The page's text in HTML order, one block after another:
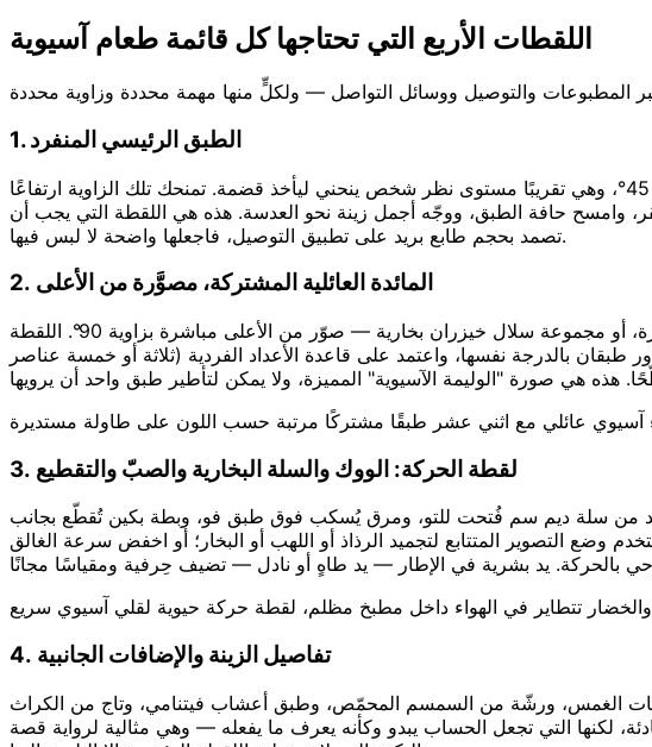
اللقطات الأربع التي تحتاجها كل قائمة طعام آسيوية
1. الطبق الرئيسي المنفرد
لقطتك الأساسية. صوّر الأطباق المرتفعة ثلاثية الأبعاد — برياني مقبّب، وطبق بيبيمباب ممتلئ، وكاري لامع — بزاوية 45°، وهي تقريبًا مستوى نظر شخص ينحني ليأخذ قضمة. تمنحك تلك الزاوية ارتفاعًا
وامسح حافة الطبق، ووجّه أجمل زينة نحو العدسة. هذه هي اللقطة التي يجب أن
تصمد بحجم طابع بريد على تطبيق التوصيل، فاجعلها واضحة لا لبس فيها.
2. المائدة العائلية المشتركة، مصوَّرة من الأعلى
— تجهيزة بانتشان كورية، أو صينية دوّارة سيتشوانية، أو ثالي فولاذي محاط بأطباق صغيرة، أو مجموعة سلال خيزران بخارية — صوّر من الأعلى مباشرة بزاوية 90°. اللقطة
بالدرجة نفسها، واعتمد على قاعدة الأعداد الفردية (ثلاثة أو خمسة عناصر
عائلي مع اثني عشر طبقًا مشتركًا مرتبة حسب اللون على طاولة مستديرة
3. لقطة الحركة: الووك والسلة البخارية والصبّ والتقطيع
من سلة ديم سم فُتحت للتو، ومرق يُسكب فوق طبق فو، وبطة بكين تُقطّع بجانب
ساكن أبدًا. ارفع سرعة الغالق إلى 1/200 من الثانية أو أسرع واستخدم وضع التصوير المتتابع لتجميد الرذاذ أو اللهب أو البخار؛ أو اخفض سرعة الغالق
تتطاير في الهواء داخل مطبخ مظلم، لقطة حركة حيوية لقلي آسيوي سريع
4. تفاصيل الزينة والإضافات الجانبية
من صلصات الغمس، ورشّة من السمسم المحمّص، وطبق أعشاب فيتنامي، وتاج من الكراث
لكنها التي تجعل الحساب يبدو وكأنه يعرف ما يفعله — وهي مثالية لرواية قصة